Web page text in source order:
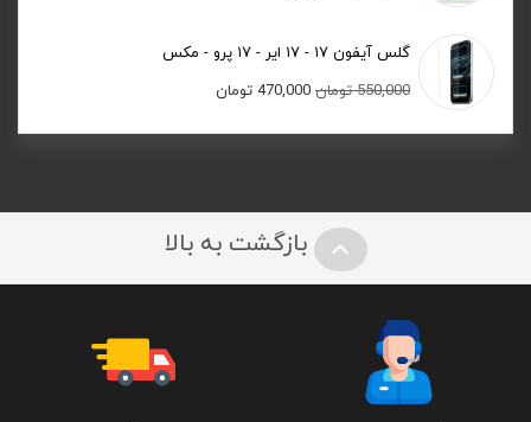
گلس آیفون ۱۷ - ۱۷ ایر - ۱۷ پرو - مکس
550,000 تومان قیمت
اصلی:
470,000 تومانقیمت
فعلی:
بازگشت به بالا